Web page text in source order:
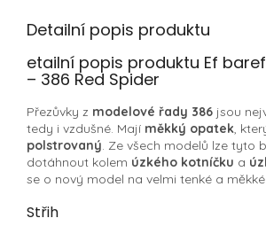
Detailní popis produktu
etailní popis produktu Ef
– 386 Red Spider
Přezůvky z modelové řady 386 jsou
tedy i vzdušné. Mají měkký opatek,
polstrovaný. Ze všech modelů lze tyto
dotáhnout kolem úzkého kotníčku a
se o nový model na velmi tenké a
Střih